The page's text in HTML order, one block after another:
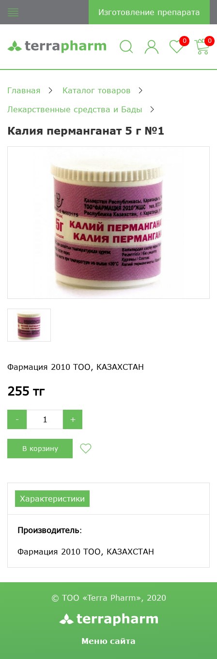
Изготовление препарата
0 0
Главная Каталог товаров
Лекарственные средства и Бады
Калия перманганат 5 г №1
Фармация 2010 ТОО, КАЗАХСТАН
255 тг
- +
В корзину
Характеристики
Производитель:
Фармация 2010 ТОО, КАЗАХСТАН
© ТОО «Terra Pharm», 2020
Меню сайта